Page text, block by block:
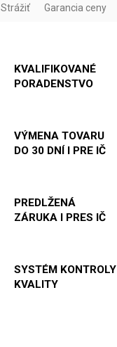
Strážiť Garancia ceny
KVALIFIKOVANÉ
PORADENSTVO
VÝMENA TOVARU
DO 30 DNÍ I PRE IČ
PREDLŽENÁ
ZÁRUKA I PRES IČ
SYSTÉM KONTROLY
KVALITY